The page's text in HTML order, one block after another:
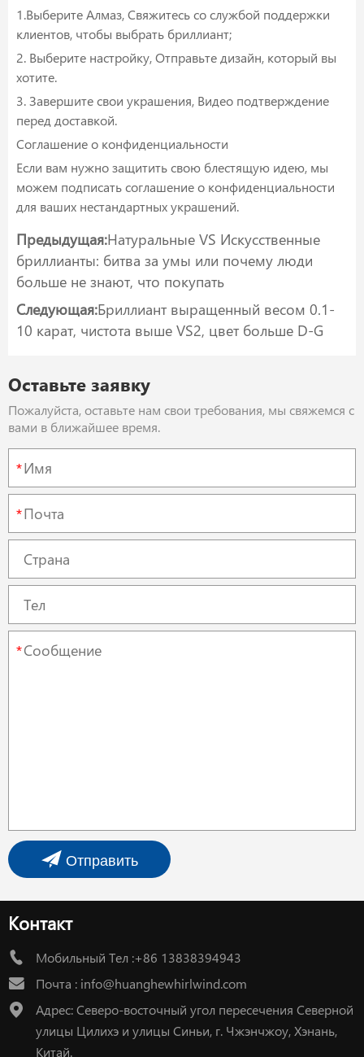
1.Выберите Алмаз, Свяжитесь со службой поддержки
клиентов, чтобы выбрать бриллиант;
2. Выберите настройку, Отправьте дизайн, который вы
хотите.
3. Завершите свои украшения, Видео подтверждение
перед доставкой.
Соглашение о конфиденциальности
Если вам нужно защитить свою блестящую идею, мы
можем подписать соглашение о конфиденциальности
для ваших нестандартных украшений.
Предыдущая:Натуральные VS Искусственные
бриллианты: битва за умы или почему люди
больше не знают, что покупать
Следующая:Бриллиант выращенный весом 0.1-
10 карат, чистота выше VS2, цвет больше D-G
Оставьте заявку
Пожалуйста, оставьте нам свои требования, мы свяжемся с
вами в ближайшее время.
*
*
*
Отправить
Контакт
Мобильный Тел :+86 13838394943
Почта : info@huanghewhirlwind.com
Адрес: Северо-восточный угол пересечения Северной
улицы Цилихэ и улицы Синьи, г. Чжэнчжоу, Хэнань,
Китай.